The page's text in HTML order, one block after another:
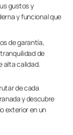
gustos y
y funcional que
de garantía,
de
alta calidad.
de cada
y descubre
exterior en un